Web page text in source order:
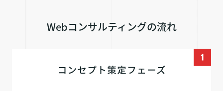
Webコンサルティングの流れ